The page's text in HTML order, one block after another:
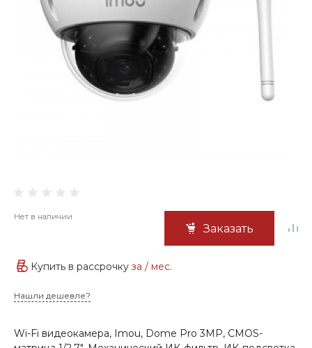
Нет в наличии
Заказать
Купить в рассрочку за / мес.
Нашли дешевле?
Wi-Fi видеокамера, Imou, Dome Pro 3MP, CMOS-